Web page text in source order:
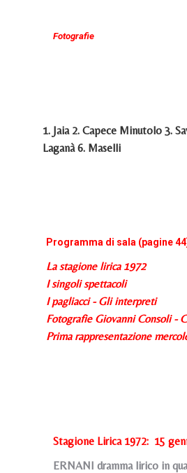
Fotografie
1. Jaia 2. Capece Minutolo 3.
Laganà 6. Maselli
Programma di sala (pagine
La stagione lirica 1972
I singoli spettacoli
I pagliacci - Gli interpreti
Fotografie Giovanni Consoli -
Prima rappresentazione
Stagione Lirica 1972: 15
ERNANI dramma lirico in